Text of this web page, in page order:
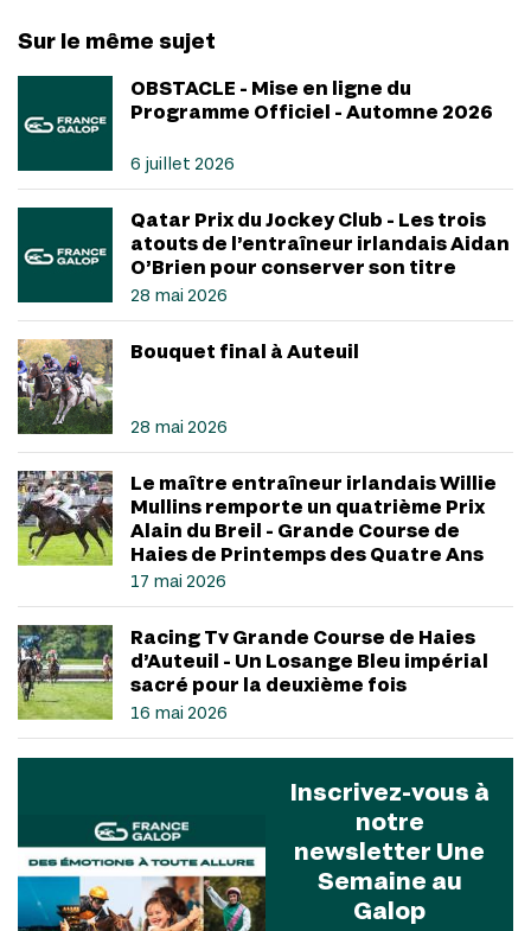
Sur le même sujet
OBSTACLE - Mise en ligne du
Programme Officiel - Automne 2026
6 juillet 2026
Qatar Prix du Jockey Club - Les trois
atouts de l’entraîneur irlandais Aidan
O’Brien pour conserver son titre
28 mai 2026
Bouquet final à Auteuil
28 mai 2026
Le maître entraîneur irlandais Willie
Mullins remporte un quatrième Prix
Alain du Breil - Grande Course de
Haies de Printemps des Quatre Ans
17 mai 2026
Racing Tv Grande Course de Haies
d’Auteuil - Un Losange Bleu impérial
sacré pour la deuxième fois
16 mai 2026
Inscrivez-vous à
notre
newsletter Une
Semaine au
Galop